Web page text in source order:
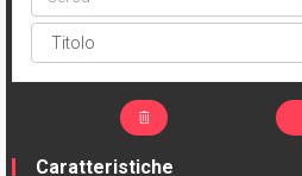
Caratteristiche